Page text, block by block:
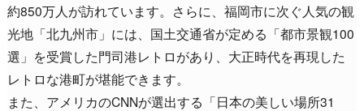
約850万人が訪れています。さらに、福岡市に次ぐ人気の観
光地「北九州市」には、国土交通省が定める「都市景観100
選」を受賞した門司港レトロがあり、大正時代を再現した
レトロな港町が堪能できます。
また、アメリカのCNNが選出する「日本の美しい場所31